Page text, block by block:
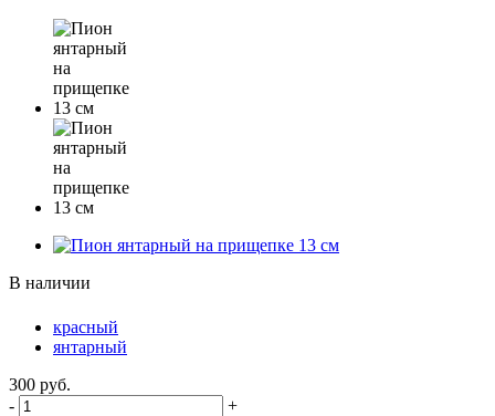
В наличии
красный
янтарный
300 руб.
-
+